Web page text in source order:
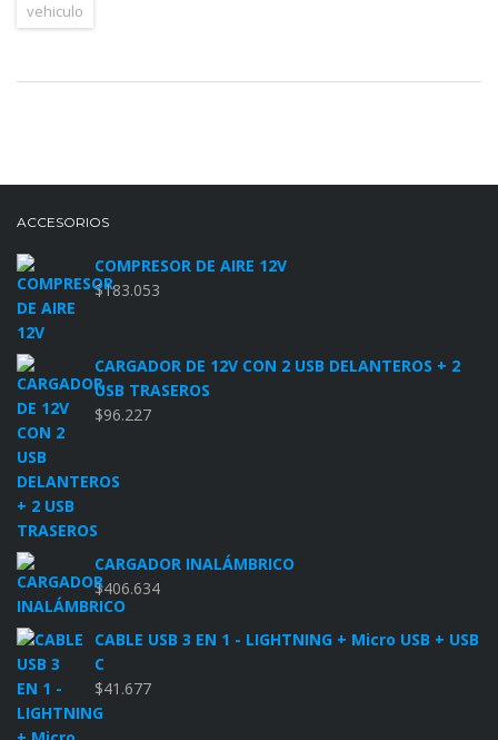
vehiculo
ACCESORIOS
COMPRESOR DE AIRE 12V
$183.053
CARGADOR DE 12V CON 2 USB DELANTEROS + 2
USB TRASEROS
$96.227
CARGADOR INALÁMBRICO
$406.634
CABLE USB 3 EN 1 - LIGHTNING + Micro USB + USB
C
$41.677